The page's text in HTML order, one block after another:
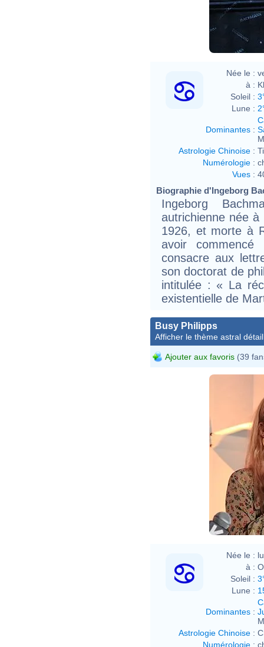
Née le :
à :
Soleil :
Lune :
Dominantes :
Astrologie Chinoise :
Numérologie :
Vues :
Biographie d'Ingeborg
Ingeborg
autrichienne née
1926, et morte à
avoir
consacre aux
son doctorat de
intitulée : « La
existentielle de
Busy Philipps
Afficher le thème astral
Ajouter aux favoris (39
Née le :
à :
Soleil :
Lune :
Dominantes :
Astrologie Chinoise :
Numérologie :